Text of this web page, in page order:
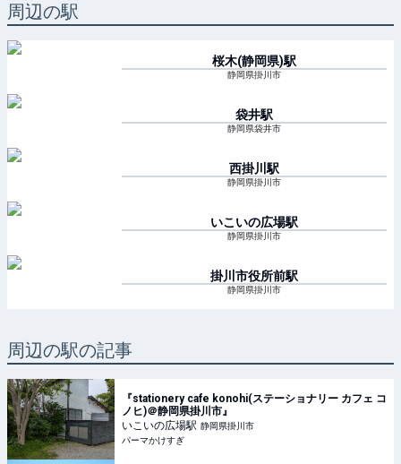
周辺の駅
桜木(静岡県)駅
静岡県掛川市
袋井駅
静岡県袋井市
西掛川 駅
静岡県掛川市
いこいの広場駅
静岡県掛川市
掛川市役所前駅
静岡県掛川市
周辺の駅の記事
『stationery cafe konohi(ステーショナリー カフェ コ
ノヒ)＠静岡県掛川市』
いこいの広場駅 静岡県掛川市
パーマかけすぎ